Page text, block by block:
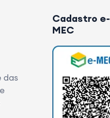
das
Cadastro e-
MEC